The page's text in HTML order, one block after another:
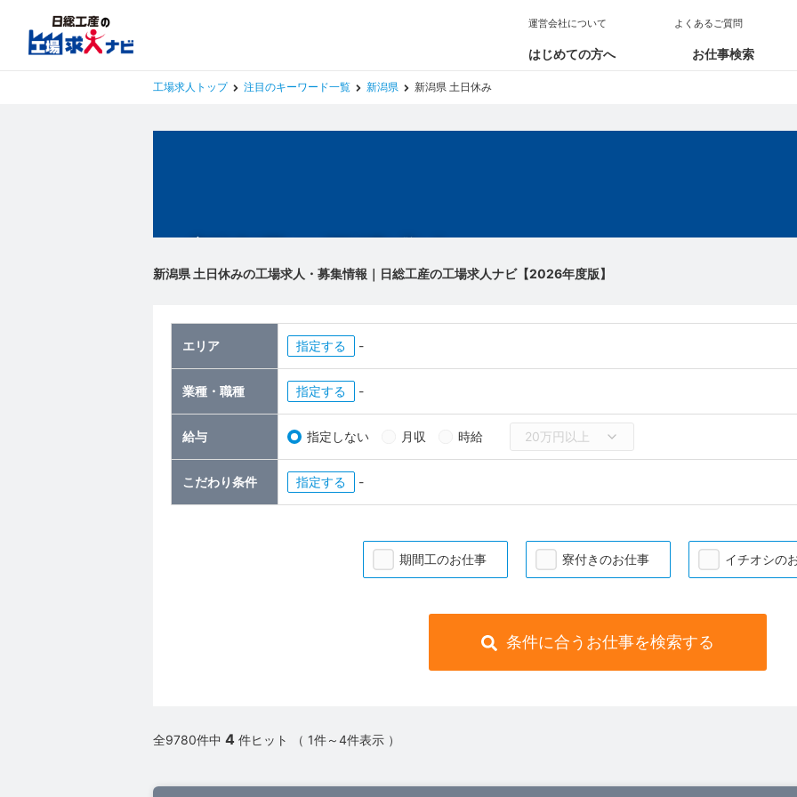
はじめての方へ お仕事検索
運営会社について よくあるご質問
工場求人トップ 注目のキーワード一覧 新潟県 新潟県 土日休み
新潟県 土日休みの工場求人・募集情報｜日総工産の工場求人ナビ【2026年度版】
エリア 指定 -
業種・職種 指定 -
給与 指定しない 月収 時給
こだわり条件 指定 -
期間工のお仕事 寮付きのお仕事 イチオシの
条件に合うお仕事を検索する
全9780件中 4 件ヒット （ 1件～4件表示 ）